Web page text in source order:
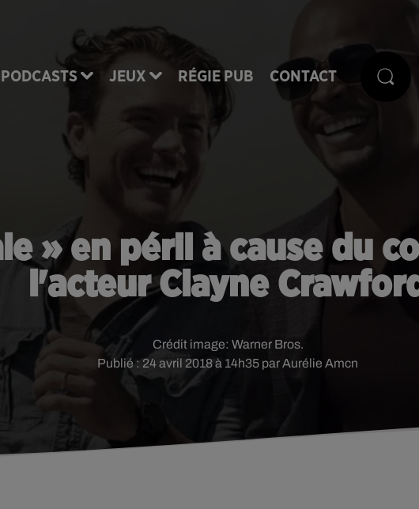
PODCASTS JEUX RÉGIE PUB CONTACT
» en péril à cause du
l'acteur Clayne Crawford
Publié : 24 avril 2018 à 14h35 par Aurélie Amcn
Crédit image: Warner Bros.